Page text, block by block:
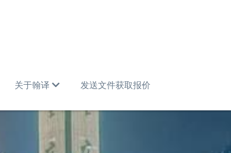
关于翰译 发送文件获取报价